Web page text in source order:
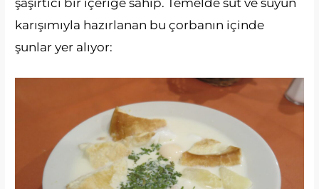
şaşırtıcı bir içeriğe sahip. Temelde süt ve suyun
karışımıyla hazırlanan bu çorbanın içinde
şunlar yer alıyor: